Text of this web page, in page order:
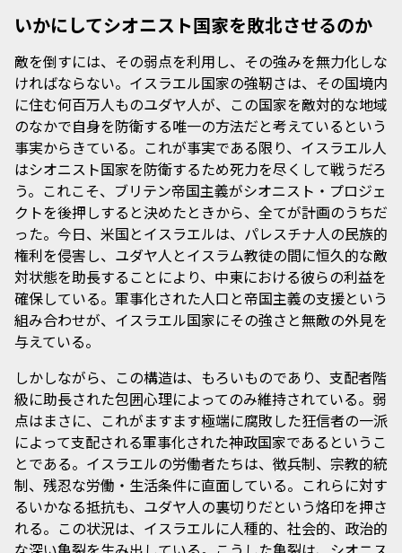
いかにしてシオニスト国家を敗北させるのか
敵を倒すには、その弱点を利用し、その強みを無力化しな
ければならない。イスラエル国家の強靭さは、その国境内
に住む何百万人ものユダヤ人が、この国家を敵対的な地域
のなかで自身を防衛する唯一の方法だと考えているという
事実からきている。これが事実である限り、イスラエル人
はシオニスト国家を防衛するため死力を尽くして戦うだろ
う。これこそ、ブリテン帝国主義がシオニスト・プロジェ
クトを後押しすると決めたときから、全てが計画のうちだ
った。今日、米国とイスラエルは、パレスチナ人の民族的
権利を侵害し、ユダヤ人とイスラム教徒の間に恒久的な敵
対状態を助長することにより、中東における彼らの利益を
確保している。軍事化された人口と帝国主義の支援という
組み合わせが、イスラエル国家にその強さと無敵の外見を
与えている。
しかしながら、この構造は、もろいものであり、支配者階
級に助長された包囲心理によってのみ維持されている。弱
点はまさに、これがますます極端に腐敗した狂信者の一派
によって支配される軍事化された神政国家であるというこ
とである。イスラエルの労働者たちは、徴兵制、宗教的統
制、残忍な労働・生活条件に直面している。これらに対す
るいかなる抵抗も、ユダヤ人の裏切りだという烙印を押さ
れる。この状況は、イスラエルに人種的、社会的、政治的